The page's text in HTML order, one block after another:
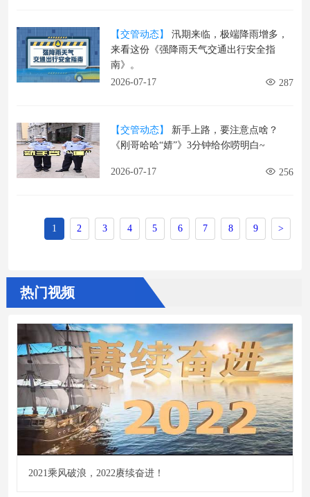
【交管动态】
汛期来临，极端降雨增多，
来看这份《强降雨天气交通出行安全指
南》。
2026-07-17
287
【交管动态】
新手上路，要注意点啥？
《刚哥哈哈“婧”》3分钟给你唠明白~
2026-07-17 256
1 2 3 4 5 6 7 8 9 >
热门视频
2021乘风破浪，2022赓续奋进！